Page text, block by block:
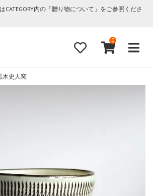
CATEGORY内の「贈り物について」をご参照くださ
0
木史人窯